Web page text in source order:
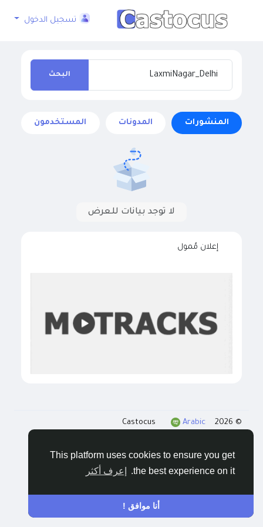
This platform uses cookies to ensure you get
the best experience on it.
إعرف أكثر
أنا موافق !
تسجيل الدخول
البحث
المنشورات المدونات المستخدمون
لا توجد بيانات للعرض
إعلان مُمول
© 2026 Castocus
Arabic